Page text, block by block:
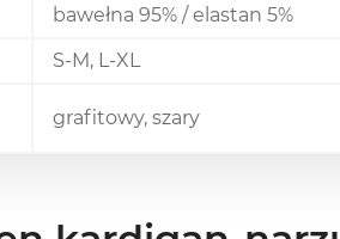
bawełna 95% / elastan 5%
S-M, L-XL
grafitowy, szary